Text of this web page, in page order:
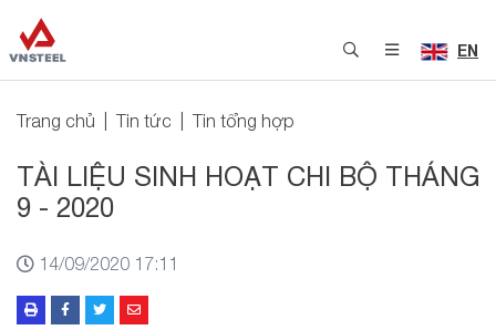
EN
Trang chủ Tin tức Tin tổng hợp
TÀI LIỆU SINH HOẠT CHI BỘ THÁNG
9 - 2020
14/09/2020 17:11